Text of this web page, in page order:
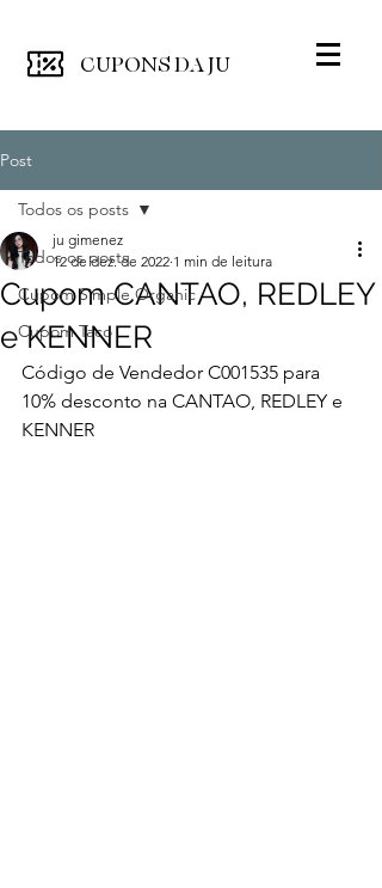
CUPONS DA JU
Post
Todos os posts
Cupom Simple Organic
Cupom Taco
Todos os posts
Cupom CANTAO, REDLEY
e KENNER
ju gimenez
12 de dez. de 2022 1 min de leitura
Código de Vendedor C001535 para
10% desconto na CANTAO, REDLEY e
KENNER